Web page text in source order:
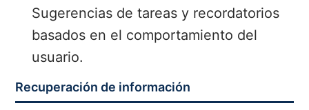
Sugerencias de tareas y recordatorios
basados en el comportamiento del
usuario.
Recuperación de información